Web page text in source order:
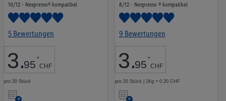
10/12 - Nespresso® kompatibel
5 Bewertungen
3.95 *
CHF
pro 20 Stück
Auf
8/12 - Nespresso ® kompatibel
9 Bewertungen
3.95 *
CHF
pro 20 Stück | 1Kg = 0.20 CHF
Auf